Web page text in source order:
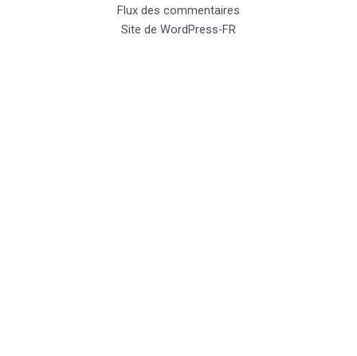
Flux des commentaires
Site de WordPress-FR